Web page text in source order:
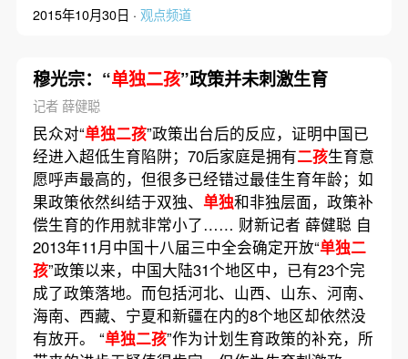
2015年10月30日 · 观点频道
穆光宗：“单独二孩”政策并未刺激生育
记者 薛健聪
民众对“单独二孩”政策出台后的反应，证明中国已
经进入超低生育陷阱；70后家庭是拥有二孩生育意
愿呼声最高的，但很多已经错过最佳生育年龄；如
果政策依然纠结于双独、 单独和非独层面，政策补
偿生育的作用就非常小了…… 财新记者 薛健聪 自
2013年11月中国十八届三中全会确定开放“单独二
孩”政策以来，中国大陆31个地区中，已有23个完
成了政策落地。而包括河北、山西、山东、河南、
海南、西藏、宁夏和新疆在内的8个地区却依然没
有放开。 “单独二孩”作为计划生育政策的补充，所